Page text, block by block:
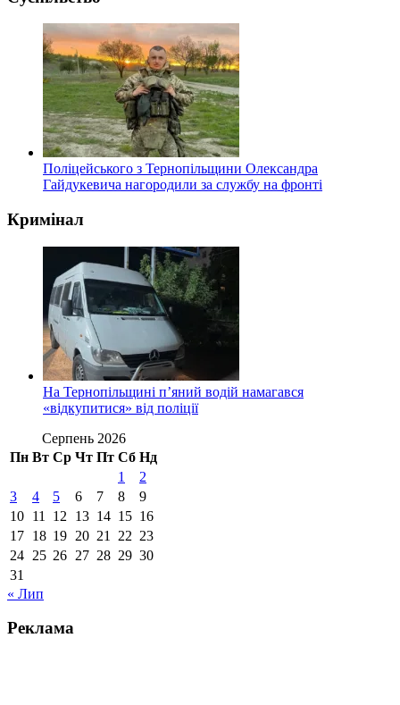
Поліцейського з Тернопільщини Олександра
Гайдукевича нагородили за службу на фронті
Кримінал
На Тернопільщині п’яний водій намагався
«відкупитися» від поліції
Серпень 2026
Пн Вт Ср Чт Пт Сб Нд
1
2
3
4 5 6 7 8
9
10 11 12 13 14 15 16
17 18 19 20 21 22 23
24 25 26 27 28 29 30
31
« Лип
Реклама